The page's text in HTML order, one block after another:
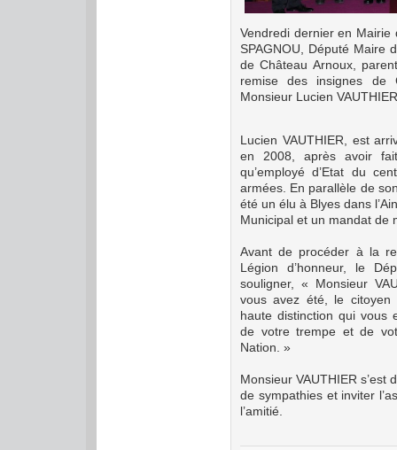
Vendredi dernier en Mairie
SPAGNOU, Député Maire
de Château Arnoux,
remise des insignes
Monsieur Lucien
Lucien VAUTHIER, est
en 2008, après avoir
qu’employé d’Etat du
armées. En parallèle de
été un élu à Blyes dans
Municipal et un mandat de
Avant de procéder à la
Légion d’honneur, le
souligner, « Monsieur
vous avez été, le citoyen
haute distinction qui vous
de votre trempe et de
Nation. »
Monsieur VAUTHIER
de sympathies et inviter
l’amitié.